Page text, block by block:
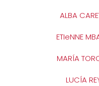
ALBA
ETIeNNE
MARÍA
LUCÍA